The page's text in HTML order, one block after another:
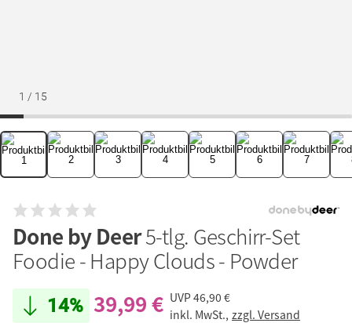
1 / 15
Done by Deer5-tlg. Geschirr-Set
Foodie - Happy Clouds - Powder
14% 39,99 € UVP46,90 €
inkl. MwSt., zzgl. Versand